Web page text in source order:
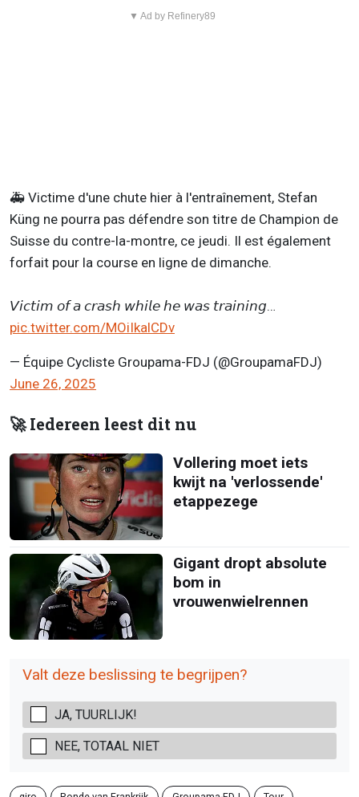
▼ Ad by Refinery89
🚑 Victime d'une chute hier à l'entraînement, Stefan
Küng ne pourra pas défendre son titre de Champion de
Suisse du contre-la-montre, ce jeudi. Il est également
forfait pour la course en ligne de dimanche.
𝘝𝘪𝘤𝘵𝘪𝘮 𝘰𝘧 𝘢 𝘤𝘳𝘢𝘴𝘩 𝘸𝘩𝘪𝘭𝘦 𝘩𝘦 𝘸𝘢𝘴 𝘵𝘳𝘢𝘪𝘯𝘪𝘯𝘨…
pic.twitter.com/MOiIkalCDv
— Équipe Cycliste Groupama-FDJ (@GroupamaFDJ)
June 26, 2025
🚀 Iedereen leest dit nu
Vollering moet iets
kwijt na 'verlossende'
etappezege
Gigant dropt absolute
bom in
vrouwenwielrennen
Valt deze beslissing te begrijpen?
JA, TUURLIJK!
NEE, TOTAAL NIET